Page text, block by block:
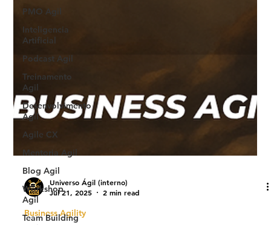
PMO Agil
Inteligencia
Artificial
Podcast Agil
Treinamento
Agil
Desenvolvimento
Agil
Agile CX
Mentoria Agil
Blog Agil
Workshop
Agil
Team Building
Jul 21, 2025